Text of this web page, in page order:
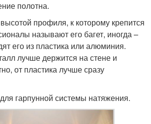
полотна.
профиля, к которому крепится
называют его багет, иногда –
его из пластика или алюминия.
лучше держится на стене и
от пластика лучше сразу
гарпунной системы натяжения.